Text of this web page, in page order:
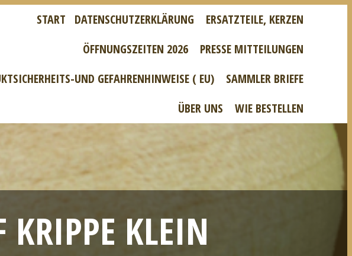
START DATENSCHUTZERKLÄRUNG
ERSATZTEILE, KERZEN
ÖFFNUNGSZEITEN 2026
PRESSE MITTEILUNGEN
UND GEFAHRENHINWEISE ( EU)
SAMMLER BRIEFE
ÜBER UNS
WIE BESTELLEN
KRIPPE KLEIN